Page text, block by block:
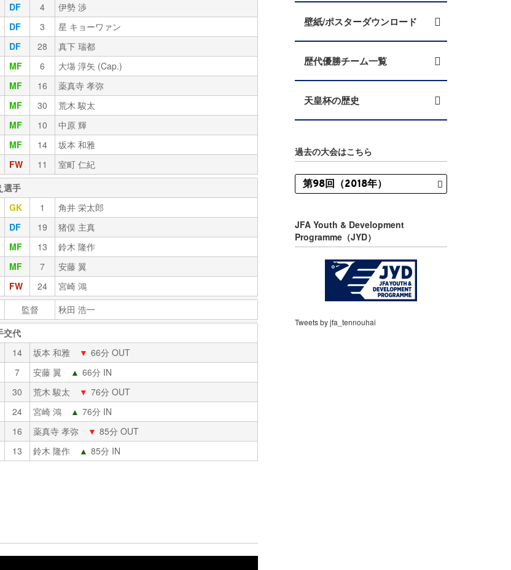
DF 4
伊勢 渉
DF 3
星 キョーワァン
DF 28
真下 瑞都
MF 6
大塲 淳矢 (Cap.)
MF 16
薬真寺 孝弥
MF 30
荒木 駿太
MF 10
中原 輝
MF 14
坂本 和雅
FW 11
室町 仁紀
選手
GK 1
角井 栄太郎
DF 19
猪俣 主真
MF 13
鈴木 隆作
MF 7
安藤 翼
FW 24
宮崎 鴻
監督
秋田 浩一
交代
14 坂本 和雅 ▼ 66分 OUT
7 安藤 翼 ▲ 66分 IN
30 荒木 駿太 ▼ 76分 OUT
24 宮崎 鴻 ▲ 76分 IN
16 薬真寺 孝弥 ▼ 85分 OUT
13 鈴木 隆作 ▲ 85分 IN
壁紙/ポスターダウンロード
歴代優勝チーム一覧
天皇杯の歴史
過去の大会はこちら
JFA Youth & Development
Programme（JYD）
Tweets by jfa_tennouhai